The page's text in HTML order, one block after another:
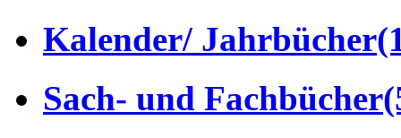
Kalender/ Jahrbücher
Sach- und Fachbücher